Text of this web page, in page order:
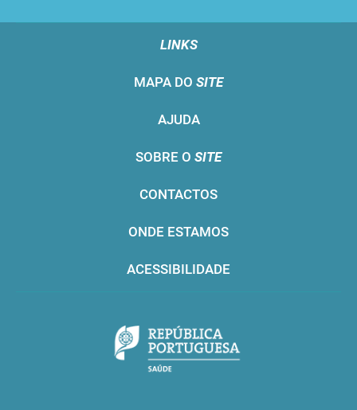
LINKS
MAPA DO SITE
AJUDA
SOBRE O SITE
CONTACTOS
ONDE ESTAMOS
ACESSIBILIDADE